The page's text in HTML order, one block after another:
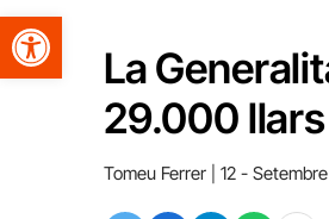
Obre la barra d'eines
La
29.000
Tomeu Ferrer 12 -